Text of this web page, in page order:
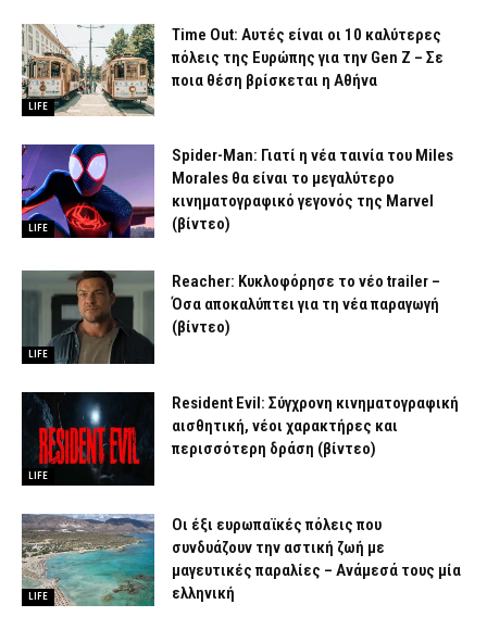
LIFE
Time Out: Αυτές είναι οι 10 καλύτερες
πόλεις της Ευρώπης για την Gen Z – Σε
ποια θέση βρίσκεται η Αθήνα
LIFE
Spider-Man: Γιατί η νέα ταινία του Miles
Morales θα είναι το μεγαλύτερο
κινηματογραφικό γεγονός της Marvel
(βίντεο)
LIFE
Reacher: Κυκλοφόρησε το νέο trailer –
Όσα αποκαλύπτει για τη νέα παραγωγή
(βίντεο)
LIFE
Resident Evil: Σύγχρονη κινηματογραφική
αισθητική, νέοι χαρακτήρες και
περισσότερη δράση (βίντεο)
LIFE
Οι έξι ευρωπαϊκές πόλεις που
συνδυάζουν την αστική ζωή με
μαγευτικές παραλίες – Ανάμεσά τους μία
ελληνική